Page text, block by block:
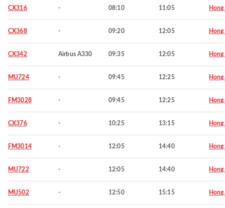
CX316 - 08:10 11:05
CX368 - 09:20 12:05
CX342 Airbus A330 09:35 12:05
MU724 - 09:45 12:25
FM3028 - 09:45 12:25
CX376 - 10:25 13:15
FM3014 - 12:05 14:40
MU722 - 12:05 14:40
MU502 - 12:50 15:15